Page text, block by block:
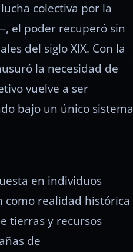
colectiva por la
el poder recuperó sin
del siglo XIX. Con la
la necesidad de
vuelve a ser
bajo un único sistema
en individuos
como realidad histórica
tierras y recursos
de